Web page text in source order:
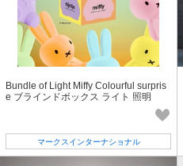
Bundle of Light Miffy Colourful surpris
e ブラインドボックス ライト 照明
マークスインターナショナル